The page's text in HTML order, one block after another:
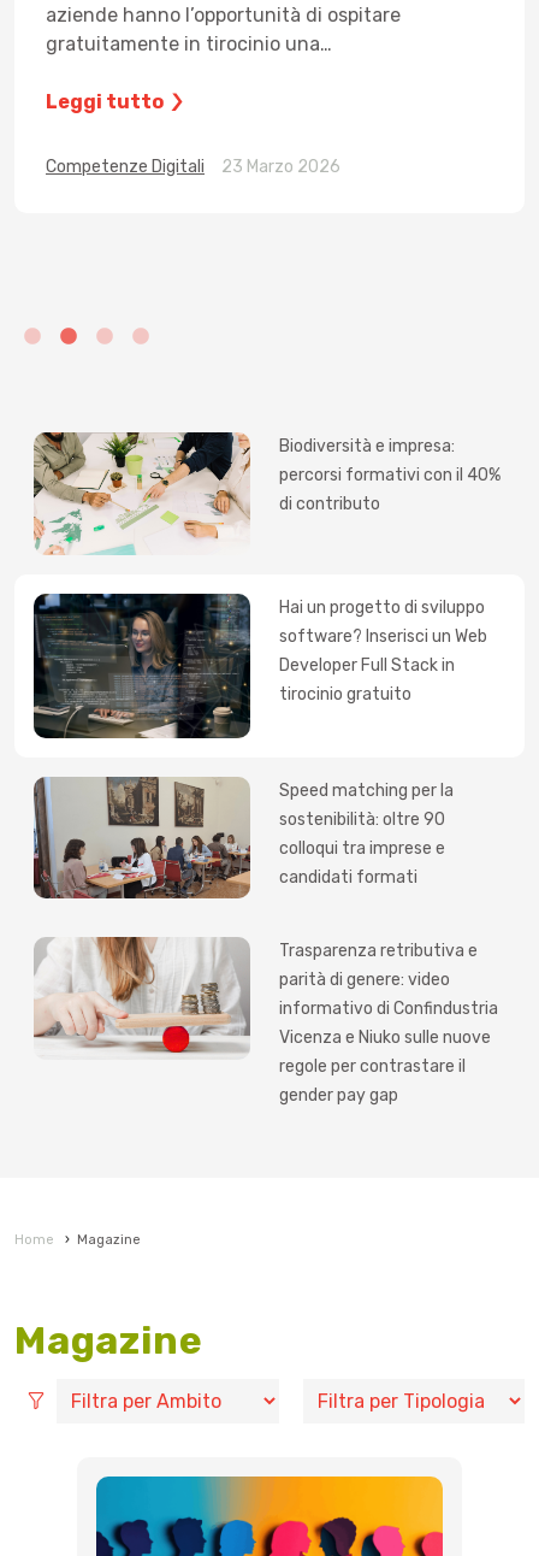
aziende hanno l’opportunità di ospitare
gratuitamente in tirocinio una…
Leggi tutto
Competenze Digitali 23 Marzo 2026
Biodiversità e impresa:
percorsi formativi con il 40%
di contributo
Hai un progetto di sviluppo
software? Inserisci un Web
Developer Full Stack in
tirocinio gratuito
Speed matching per la
sostenibilità: oltre 90
colloqui tra imprese e
candidati formati
Trasparenza retributiva e
parità di genere: video
informativo di Confindustria
Vicenza e Niuko sulle nuove
regole per contrastare il
gender pay gap
Home › Magazine
Magazine
Filtra per Ambito Filtra per Tipologia